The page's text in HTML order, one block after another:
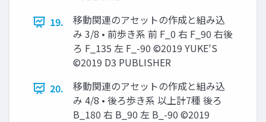
19.
移動関連のアセットの作成と組み込
み 3/8 • 前歩き系 前 F_0 右 F_90 右後
ろ F_135 左 F_-90 ©2019 YUKE'S
©2019 D3 PUBLISHER
20.
移動関連のアセットの作成と組み込
み 4/8 • 後ろ歩き系 以上計7種 後ろ
B_180 右 B_90 左 B_-90 ©2019